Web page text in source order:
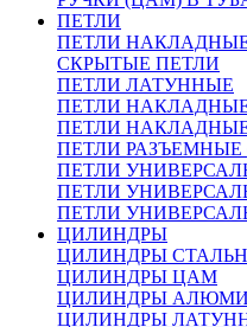
ПЕТЛИ
ПЕТЛИ НАКЛАДНЫЕ
СКРЫТЫЕ ПЕТЛИ
ПЕТЛИ ЛАТУННЫЕ
ПЕТЛИ НАКЛАДНЫЕ
ПЕТЛИ НАКЛАДНЫЕ
ПЕТЛИ
ПЕТЛИ
ПЕТЛИ
ПЕТЛИ
ЦИЛИНДРЫ
ЦИЛИНДРЫ
ЦИЛИНДРЫ ЦАМ
ЦИЛИНДРЫ
ЦИЛИНДРЫ